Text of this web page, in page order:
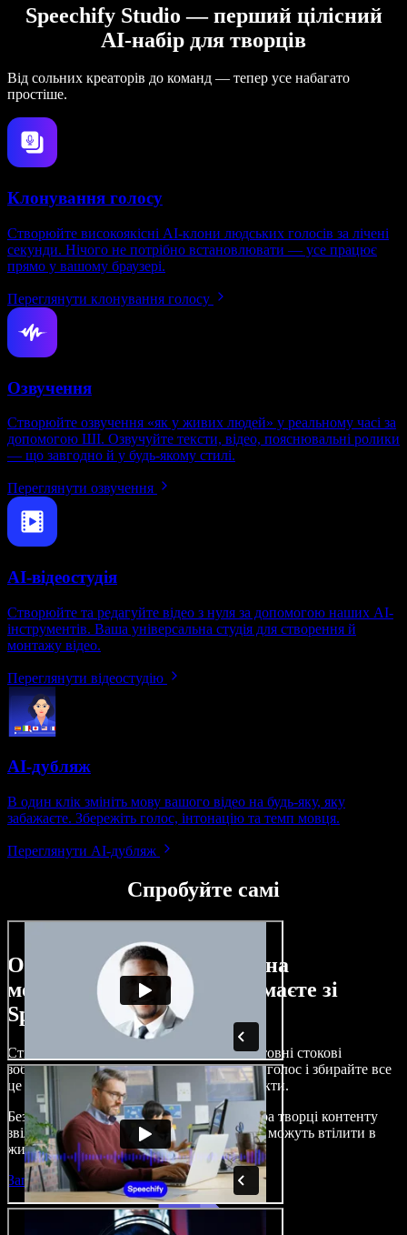
Speechify Studio — перший цілісний
AI-набір для творців
Від сольних креаторів до команд — тепер усе набагато
простіше.
Клонування голосу
Створюйте високоякісні AI-клони людських голосів за лічені
секунди. Нічого не потрібно встановлювати — усе працює
прямо у вашому браузері.
Переглянути клонування голосу
Озвучення
Створюйте озвучення «як у живих людей» у реальному часі за
допомогою ШІ. Озвучуйте тексти, відео, пояснювальні ролики
— що завгодно й у будь-якому стилі.
Переглянути озвучення
AI-відеостудія
Створюйте та редагуйте відео з нуля за допомогою наших AI-
інструментів. Ваша універсальна студія для створення й
монтажу відео.
Переглянути відеостудію
AI-дубляж
В один клік змініть мову вашого відео на будь-яку, яку
забажаєте. Збережіть голос, інтонацію та темп мовця.
Переглянути AI-дубляж
Спробуйте самі
Ось лише невелика частина
можливостей, які ви отримаєте зі
Speechify Studio.
Створюйте озвучення, додавайте безкоштовні стокові
зображення, музику, відео, клонуйте свій голос і збирайте все
це в цілісні, захопливі аудіо- та відеопроєкти.
Без складного навчання й прямо з браузера творці контенту
звільняються від традиційних обмежень і можуть втілити в
життя будь-які ідеї.
Запустити Studio